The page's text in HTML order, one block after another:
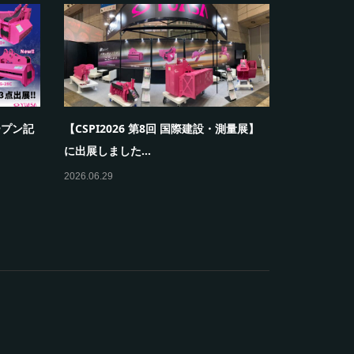
展し
【関東グランドフェア2026】に出展しま
す！
2026.07.07